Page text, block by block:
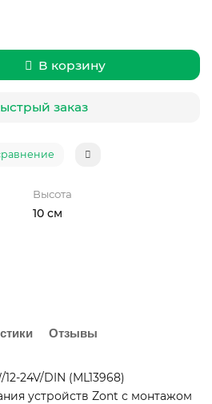
В корзину
заказ
Высота
10 см
Отзывы
24V/DIN (ML13968)
устройств Zont с монтажом